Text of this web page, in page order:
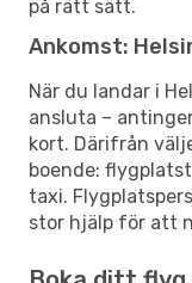
på rätt sätt.
Ankomst:
När du landar i
ansluta –
kort. Därifrån
boende:
taxi.
stor hjälp för att